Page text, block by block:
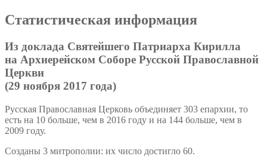
Статистическая информация
Из доклада Святейшего Патриарха Кирилла
на Архиерейском Соборе Русской Православной
Церкви
(29 ноября 2017 года)
Русская Православная Церковь объединяет 303 епархии, то
есть на 10 больше, чем в 2016 году и на 144 больше, чем в
2009 году.
Созданы 3 митрополии: их число достигло 60.